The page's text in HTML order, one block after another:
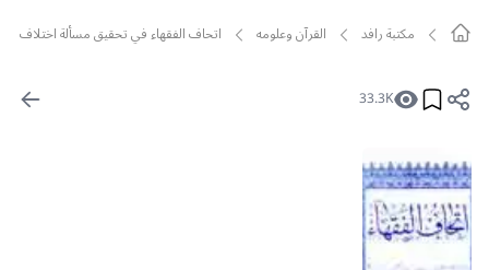
مکتبة رافد القرآن وعلومه اتحاف الفقهاء في تحقيق مسألة اختلاف
33.3K